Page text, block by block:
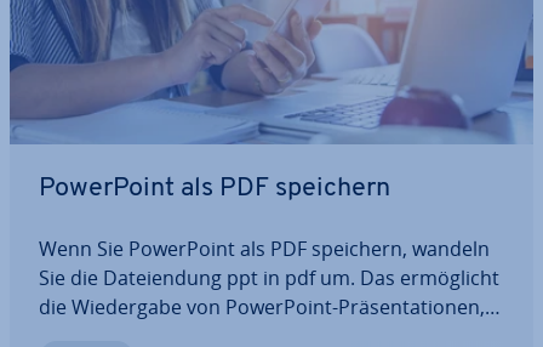
Power­Point als PDF speichern
Wenn Sie Power­Point als PDF speichern, wandeln
Sie die Da­tei­endung ppt in pdf um. Das er­mög­licht
die Wie­der­ga­be von Power­Point-Prä­sen­ta­tio­nen,